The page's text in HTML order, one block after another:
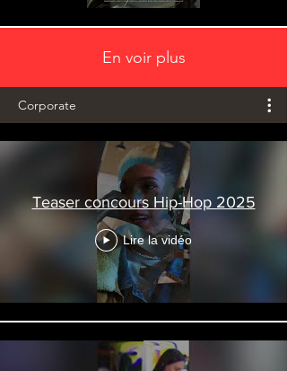
En voir plus
Corporate
Teaser concours Hip-Hop 2025
Lire la vidéo